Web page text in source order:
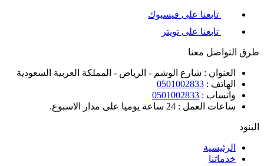
تابعنا على فيسبوك
تابعنا على تويتر
طرق التواصل معنا
العنوان : شارع الوشم - الرياض - المملكة العربية السعودية
الهاتف : 0501002833
واتساب : 0501002833
ساعات العمل : 24 ساعة يوميا على مدار الاسبوع.
البنود
الرئيسية
خدماتنا